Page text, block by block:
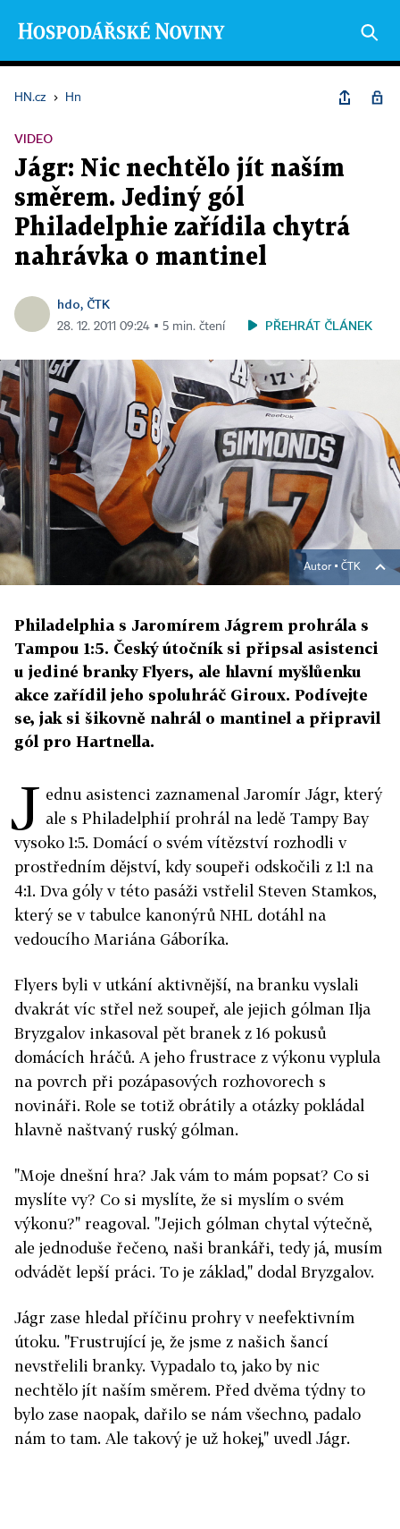
HN.cz › Hn
VIDEO
Jágr: Nic nechtělo jít naším
směrem. Jediný gól
Philadelphie zařídila chytrá
nahrávka o mantinel
hdo, ČTK
28. 12. 2011 09:24 ▪ 5 min. čtení PŘEHRÁT ČLÁNEK
Autor ▪ ČTK
Philadelphia s Jaromírem Jágrem prohrála s
Tampou 1:5. Český útočník si připsal asistenci
u jediné branky Flyers, ale hlavní myšlůenku
akce zařídil jeho spoluhráč Giroux. Podívejte
se, jak si šikovně nahrál o mantinel a připravil
gól pro Hartnella.
J ednu asistenci zaznamenal Jaromír Jágr, který
ale s Philadelphií prohrál na ledě Tampy Bay
vysoko 1:5. Domácí o svém vítězství rozhodli v
prostředním dějství, kdy soupeři odskočili z 1:1 na
4:1. Dva góly v této pasáži vstřelil Steven Stamkos,
který se v tabulce kanonýrů NHL dotáhl na
vedoucího Mariána Gáboríka.
Flyers byli v utkání aktivnější, na branku vyslali
dvakrát víc střel než soupeř, ale jejich gólman Ilja
Bryzgalov inkasoval pět branek z 16 pokusů
domácích hráčů. A jeho frustrace z výkonu vyplula
na povrch při pozápasových rozhovorech s
novináři. Role se totiž obrátily a otázky pokládal
hlavně naštvaný ruský gólman.
"Moje dnešní hra? Jak vám to mám popsat? Co si
myslíte vy? Co si myslíte, že si myslím o svém
výkonu?" reagoval. "Jejich gólman chytal výtečně,
ale jednoduše řečeno, naši brankáři, tedy já, musím
odvádět lepší práci. To je základ," dodal Bryzgalov.
Jágr zase hledal příčinu prohry v neefektivním
útoku. "Frustrující je, že jsme z našich šancí
nevstřelili branky. Vypadalo to, jako by nic
nechtělo jít naším směrem. Před dvěma týdny to
bylo zase naopak, dařilo se nám všechno, padalo
nám to tam. Ale takový je už hokej," uvedl Jágr.